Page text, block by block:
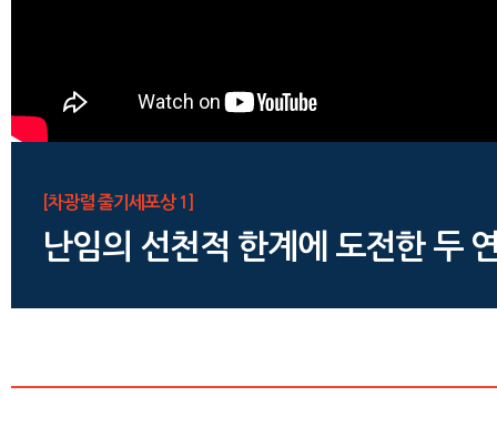
[차광렬 줄기세포상 1]
난임의 선천적 한계에 도전한 두